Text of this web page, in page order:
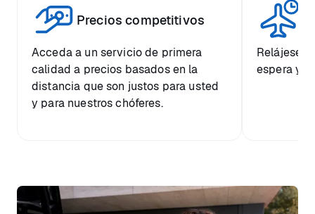
Precios competitivos
Acceda a un servicio de primera
calidad a precios basados en la
distancia que son justos para usted
y para nuestros chóferes.
Relájese
espera y